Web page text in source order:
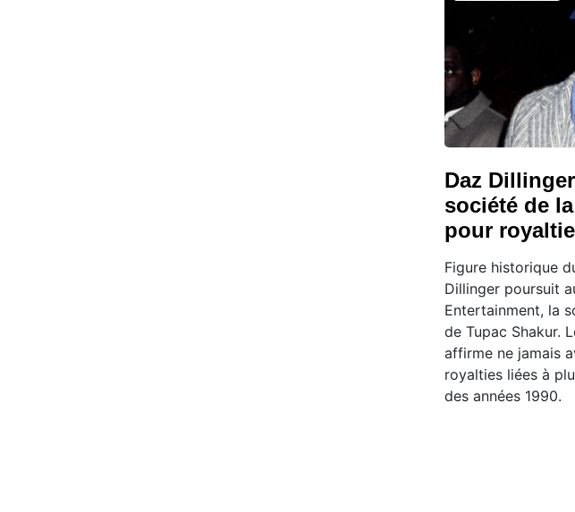
Daz
société de
pour
Figure historique
Dillinger poursuit
Entertainment, la
de Tupac Shakur.
affirme ne jamais
royalties liées à
des années 1990.